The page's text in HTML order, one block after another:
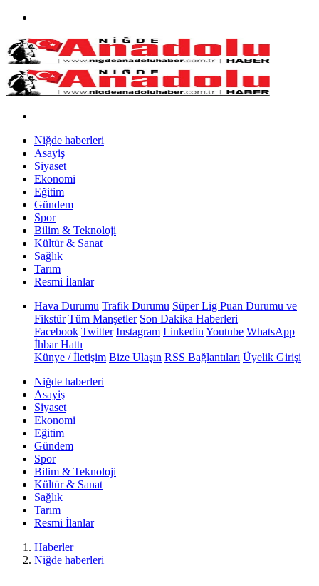
Niğde haberleri
Asayiş
Siyaset
Ekonomi
Eğitim
Gündem
Spor
Bilim & Teknoloji
Kültür & Sanat
Sağlık
Tarım
Resmi İlanlar
Hava Durumu Trafik Durumu Süper Lig Puan Durumu ve
Fikstür Tüm Manşetler Son Dakika Haberleri
Facebook Twitter Instagram Linkedin Youtube WhatsApp
İhbar Hattı
Künye / İletişim Bize Ulaşın RSS Bağlantıları Üyelik Girişi
Niğde haberleri
Asayiş
Siyaset
Ekonomi
Eğitim
Gündem
Spor
Bilim & Teknoloji
Kültür & Sanat
Sağlık
Tarım
Resmi İlanlar
Haberler
Niğde haberleri